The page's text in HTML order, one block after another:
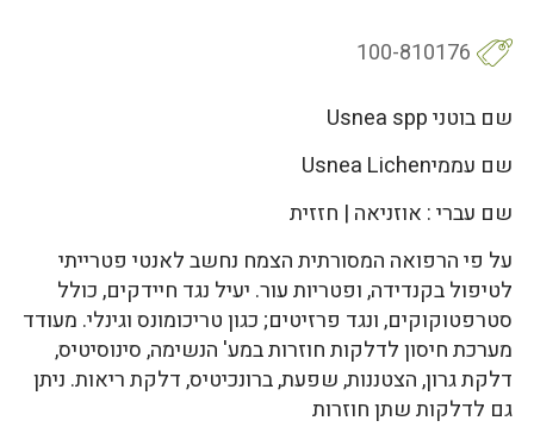
100-810176
שם בוטני Usnea spp
שם עממיUsnea Lichen
שם עברי : אוזניאה | חזזית
על פי הרפואה המסורתית הצמח נחשב לאנטי פטרייתי
לטיפול בקנדידה, ופטריות עור. יעיל נגד חיידקים, כולל
סטרפטוקוקים, ונגד פרזיטים; כגון טריכומונס וגינלי. מעודד
מערכת חיסון לדלקות חוזרות במע' הנשימה, סינוסיטיס,
דלקת גרון, הצטננות, שפעת, ברונכיטיס, דלקת ריאות. ניתן
גם לדלקות שתן חוזרות